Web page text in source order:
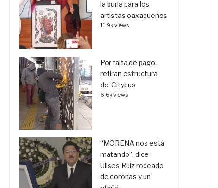
la burla para los
artistas oaxaqueños
11.9k views
Por falta de pago,
retiran estructura
del Citybus
6.6k views
“MORENA nos está
matando”, dice
Ulises Ruiz rodeado
de coronas y un